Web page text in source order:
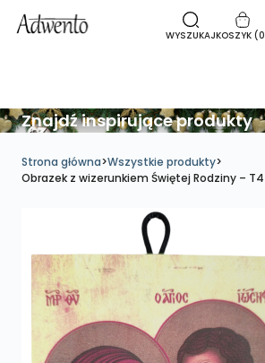
WYSZUKAJKOSZYK (0
Znajdź inspirujące produkty
Strona główna>Wszystkie produkty>
Obrazek z wizerunkiem Świętej Rodziny – T4